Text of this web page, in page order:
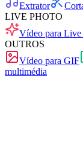
Extrator
LIVE PHOTO
Vídeo para Live
OUTROS
Vídeo para GIF
multimédia